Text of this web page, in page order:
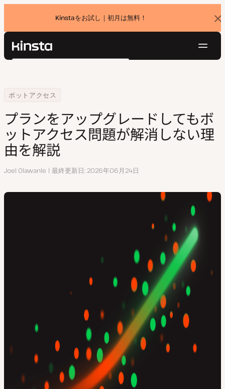
Kinstaをお試し｜初月は無料！
バ
ナ
Kinsta®
ョ
ン
価格設定
お問い合わせ
検
Home
リソースセンター
ボットアクセス
プランをアップグレードしてもボットアクセス問題が解消しない理由
プランをアップグレードしてもボ
ットアクセス問題が解消しない理
由を解説
執
Joel Olawanle 最終更新日 2026年06月24日